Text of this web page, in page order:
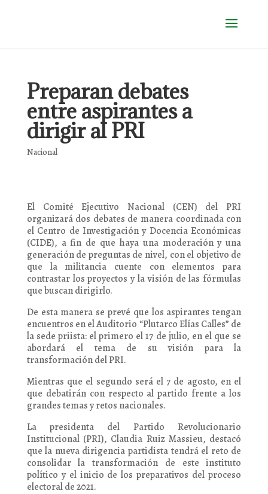
Preparan debates
entre aspirantes a
dirigir al PRI
Nacional
El Comité Ejecutivo Nacional (CEN) del PRI
organizará dos debates de manera coordinada con
el Centro de Investigación y Docencia Económicas
(CIDE), a fin de que haya una moderación y una
generación de preguntas de nivel, con el objetivo de
que la militancia cuente con elementos para
contrastar los proyectos y la visión de las fórmulas
que buscan dirigirlo.
De esta manera se prevé que los aspirantes tengan
encuentros en el Auditorio “Plutarco Elías Calles” de
la sede priista: el primero el 17 de julio, en el que se
abordará el tema de su visión para la
transformación del PRI.
Mientras que el segundo será el 7 de agosto, en el
que debatirán con respecto al partido frente a los
grandes temas y retos nacionales.
La presidenta del Partido Revolucionario
Institucional (PRI), Claudia Ruiz Massieu, destacó
que la nueva dirigencia partidista tendrá el reto de
consolidar la transformación de este instituto
político y el inicio de los preparativos del proceso
electoral de 2021.